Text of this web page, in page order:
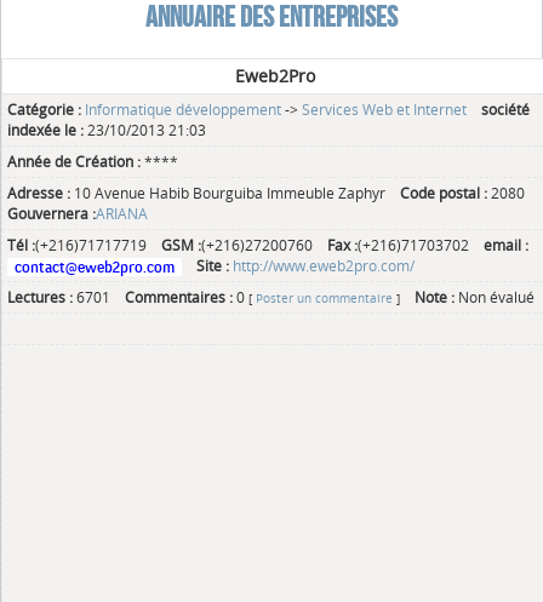
ANNUAIRE DES ENTREPRISES
Eweb2Pro
Catégorie : Informatique développement->Services Web et Internet
société
indexée le : 23/10/2013 21:03
Année de Création :****
Adresse : 10 Avenue Habib Bourguiba Immeuble Zaphyr Code postal : 2080
Gouvernera :ARIANA
Tél :(+216)71717719 GSM :(+216)27200760 Fax :(+216)71703702
email :
Site : http://www.eweb2pro.com/
Lectures :6701 Commentaires :0 [ Poster un commentaire ] Note : Non évalué